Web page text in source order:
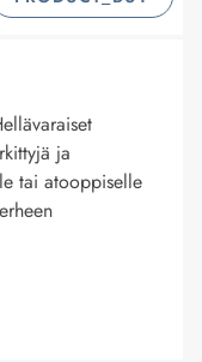
ja
tai atooppiselle